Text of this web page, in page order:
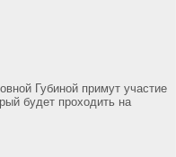
Губиной примут участие
будет проходить на